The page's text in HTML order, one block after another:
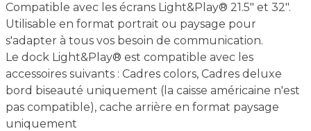
Compatible avec les écrans Light&Play® 21.5" et 32".
Utilisable en format portrait ou paysage pour
s'adapter à tous vos besoin de communication.
Le dock Light&Play® est compatible avec les
accessoires suivants : Cadres colors, Cadres deluxe
bord biseauté uniquement (la caisse américaine n'est
pas compatible), cache arrière en format paysage
uniquement